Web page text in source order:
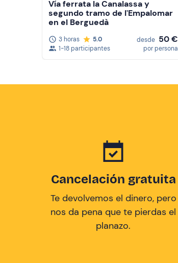
Vía ferrata la Canalassa y
segundo tramo de l'Empalomar
en el Berguedà
3 horas
5.0
1-18 participantes
desde 50 €
por persona
Cancelación gratuita
Te devolvemos el dinero, pero
nos da pena que te pierdas el
planazo.